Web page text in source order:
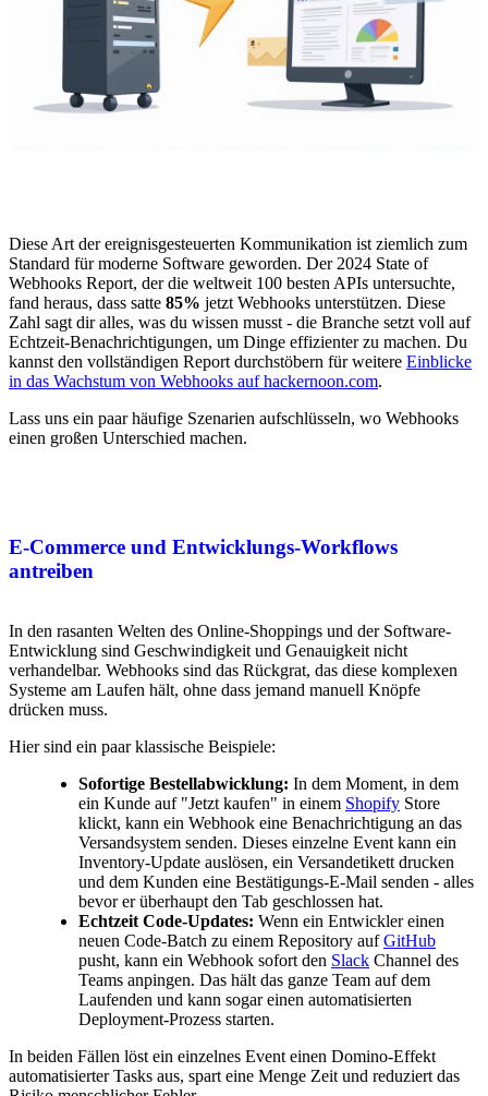
Diese Art der ereignisgesteuerten Kommunikation ist ziemlich zum
Standard für moderne Software geworden. Der 2024 State of
Webhooks Report, der die weltweit 100 besten APIs untersuchte,
fand heraus, dass satte 85% jetzt Webhooks unterstützen. Diese
Zahl sagt dir alles, was du wissen musst - die Branche setzt voll auf
Echtzeit-Benachrichtigungen, um Dinge effizienter zu machen. Du
kannst den vollständigen Report durchstöbern für weitere Einblicke
in das Wachstum von Webhooks auf hackernoon.com.
Lass uns ein paar häufige Szenarien aufschlüsseln, wo Webhooks
einen großen Unterschied machen.
E-Commerce und Entwicklungs-Workflows
antreiben
In den rasanten Welten des Online-Shoppings und der Software-
Entwicklung sind Geschwindigkeit und Genauigkeit nicht
verhandelbar. Webhooks sind das Rückgrat, das diese komplexen
Systeme am Laufen hält, ohne dass jemand manuell Knöpfe
drücken muss.
Hier sind ein paar klassische Beispiele:
Sofortige Bestellabwicklung: In dem Moment, in dem
ein Kunde auf "Jetzt kaufen" in einem Shopify Store
klickt, kann ein Webhook eine Benachrichtigung an das
Versandsystem senden. Dieses einzelne Event kann ein
Inventory-Update auslösen, ein Versandetikett drucken
und dem Kunden eine Bestätigungs-E-Mail senden - alles
bevor er überhaupt den Tab geschlossen hat.
Echtzeit Code-Updates: Wenn ein Entwickler einen
neuen Code-Batch zu einem Repository aufGitHub
pusht, kann ein Webhook sofort den Slack Channel des
Teams anpingen. Das hält das ganze Team auf dem
Laufenden und kann sogar einen automatisierten
Deployment-Prozess starten.
In beiden Fällen löst ein einzelnes Event einen Domino-Effekt
automatisierter Tasks aus, spart eine Menge Zeit und reduziert das